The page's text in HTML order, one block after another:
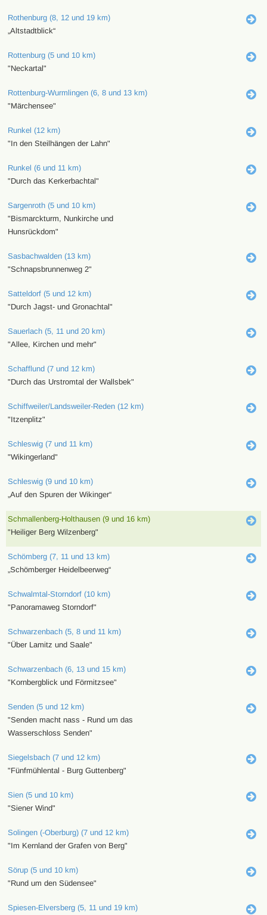
Rothenburg (8, 12 und 19 km)
„Altstadtblick“
Rottenburg (5 und 10 km)
"Neckartal"
Rottenburg-Wurmlingen (6, 8 und 13 km)
"Märchensee"
Runkel (12 km)
"In den Steilhängen der Lahn"
Runkel (6 und 11 km)
"Durch das Kerkerbachtal"
Sargenroth (5 und 10 km)
"Bismarckturm, Nunkirche und
Hunsrückdom"
Sasbachwalden (13 km)
"Schnapsbrunnenweg 2"
Satteldorf (5 und 12 km)
"Durch Jagst- und Gronachtal"
Sauerlach (5, 11 und 20 km)
"Allee, Kirchen und mehr"
Schafflund (7 und 12 km)
"Durch das Urstromtal der Wallsbek"
Schiffweiler/Landsweiler-Reden (12 km)
"Itzenplitz"
Schleswig (7 und 11 km)
"Wikingerland"
Schleswig (9 und 10 km)
„Auf den Spuren der Wikinger“
Schmallenberg-Holthausen (9 und 16 km)
"Heiliger Berg Wilzenberg"
Schömberg (7, 11 und 13 km)
„Schömberger Heidelbeerweg“
Schwalmtal-Storndorf (10 km)
"Panoramaweg Storndorf"
Schwarzenbach (5, 8 und 11 km)
"Über Lamitz und Saale"
Schwarzenbach (6, 13 und 15 km)
"Kornbergblick und Förmitzsee"
Senden (5 und 12 km)
"Senden macht nass - Rund um das
Wasserschloss Senden"
Siegelsbach (7 und 12 km)
"Fünfmühlental - Burg Guttenberg"
Sien (5 und 10 km)
"Siener Wind"
Solingen (-Oberburg) (7 und 12 km)
"Im Kernland der Grafen von Berg"
Sörup (5 und 10 km)
"Rund um den Südensee"
Spiesen-Elversberg (5, 11 und 19 km)